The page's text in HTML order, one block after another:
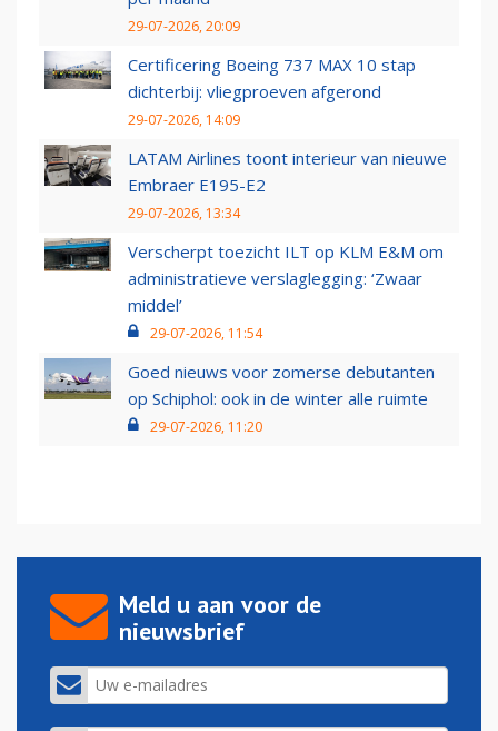
29-07-2026, 20:09
Certificering Boeing 737 MAX 10 stap
dichterbij: vliegproeven afgerond
29-07-2026, 14:09
LATAM Airlines toont interieur van nieuwe
Embraer E195-E2
29-07-2026, 13:34
Verscherpt toezicht ILT op KLM E&M om
administratieve verslaglegging: ‘Zwaar
middel’
29-07-2026, 11:54
Goed nieuws voor zomerse debutanten
op Schiphol: ook in de winter alle ruimte
29-07-2026, 11:20
Meld u aan voor de
nieuwsbrief